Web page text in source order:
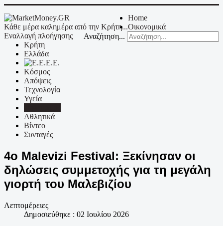
Κάθε μέρα καλημέρα από την Κρήτη...
Αναζήτηση...
Εναλλαγή πλοήγησης
Home
Οικονομικά
Κρήτη
Ελλάδα
Ε.Ε.
Κόσμος
Απόψεις
Τεχνολογία
Υγεία
Αθλητικά
Βίντεο
Συνταγές
4ο Malevizi Festival: Ξεκίνησαν οι
δηλώσεις συμμετοχής για τη μεγάλη
γιορτή του Μαλεβιζίου
Λεπτομέρειες
Δημοσιεύθηκε : 02 Ιουλίου 2026